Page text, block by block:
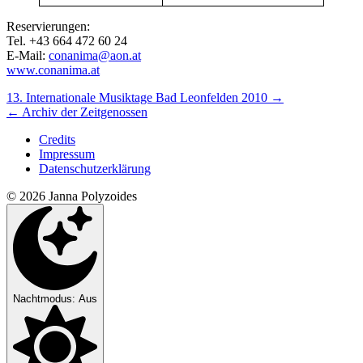
Reservierungen:
Tel. +43 664 472 60 24
E-Mail: conanima@aon.at
www.conanima.at
Nächstes/Vorheriges
Konzert
13. Internationale Musiktage Bad Leonfelden 2010 →
← Archiv der Zeitgenossen
Credits
Impressum
Datenschutzerklärung
© 2026 Janna Polyzoides
Nachtmodus: Aus